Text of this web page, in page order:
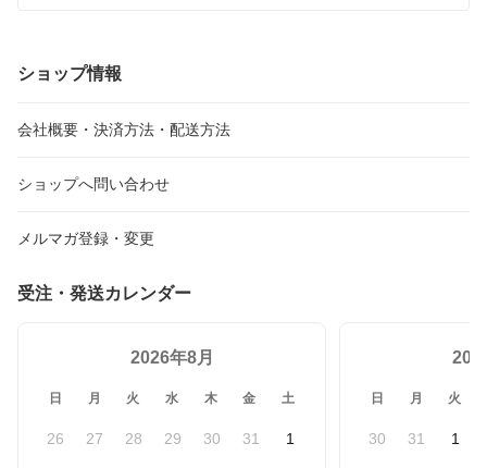
ショップ情報
会社概要・決済方法・配送方法
ショップへ問い合わせ
メルマガ登録・変更
受注・発送カレンダー
2026年8月
日 月 火 水 木 金 土
26 27 28 29 30 31 1
日 月 火
30 31 1